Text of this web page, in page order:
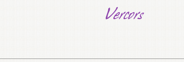
Vercors